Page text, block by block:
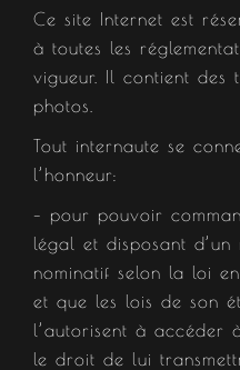
Ce site Internet est
à toutes les
vigueur. Il contient des
photos.
Tout internaute se
l’honneur:
– pour pouvoir
légal et disposant d’un
nominatif selon la loi
et que les lois de son
l’autorisent à accéder
le droit de lui